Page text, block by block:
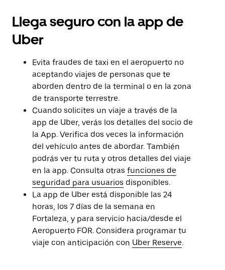
Llega seguro con la app de
Uber
Evita fraudes de taxi en el aeropuerto no
aceptando viajes de personas que te
aborden dentro de la terminal o en la zona
de transporte terrestre.
Cuando solicites un viaje a través de la
app de Uber, verás los detalles del socio de
la App. Verifica dos veces la información
del vehículo antes de abordar. También
podrás ver tu ruta y otros detalles del viaje
en la app. Consulta otras funciones de
seguridad para usuarios disponibles.
La app de Uber está disponible las 24
horas, los 7 días de la semana en
Fortaleza, y para servicio hacia/desde el
Aeropuerto FOR. Considera programar tu
viaje con anticipación con Uber Reserve.